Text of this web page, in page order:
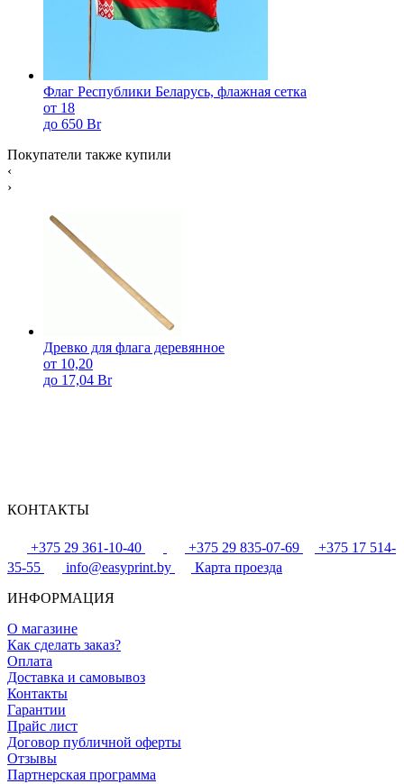
Флаг Республики Беларусь, флажная сетка
от 18
до 650 Br
Покупатели также купили
‹
›
Древко для флага деревянное
от 10,20
до 17,04 Br
КОНТАКТЫ
+375 29 361-10-40 +375 29 835-07-69
+375 17 514-
35-55
info@easyprint.by
Карта проезда
ИНФОРМАЦИЯ
О магазине
Как сделать заказ?
Оплата
Доставка и самовывоз
Контакты
Гарантии
Прайс лист
Договор публичной оферты
Отзывы
Партнерская программа